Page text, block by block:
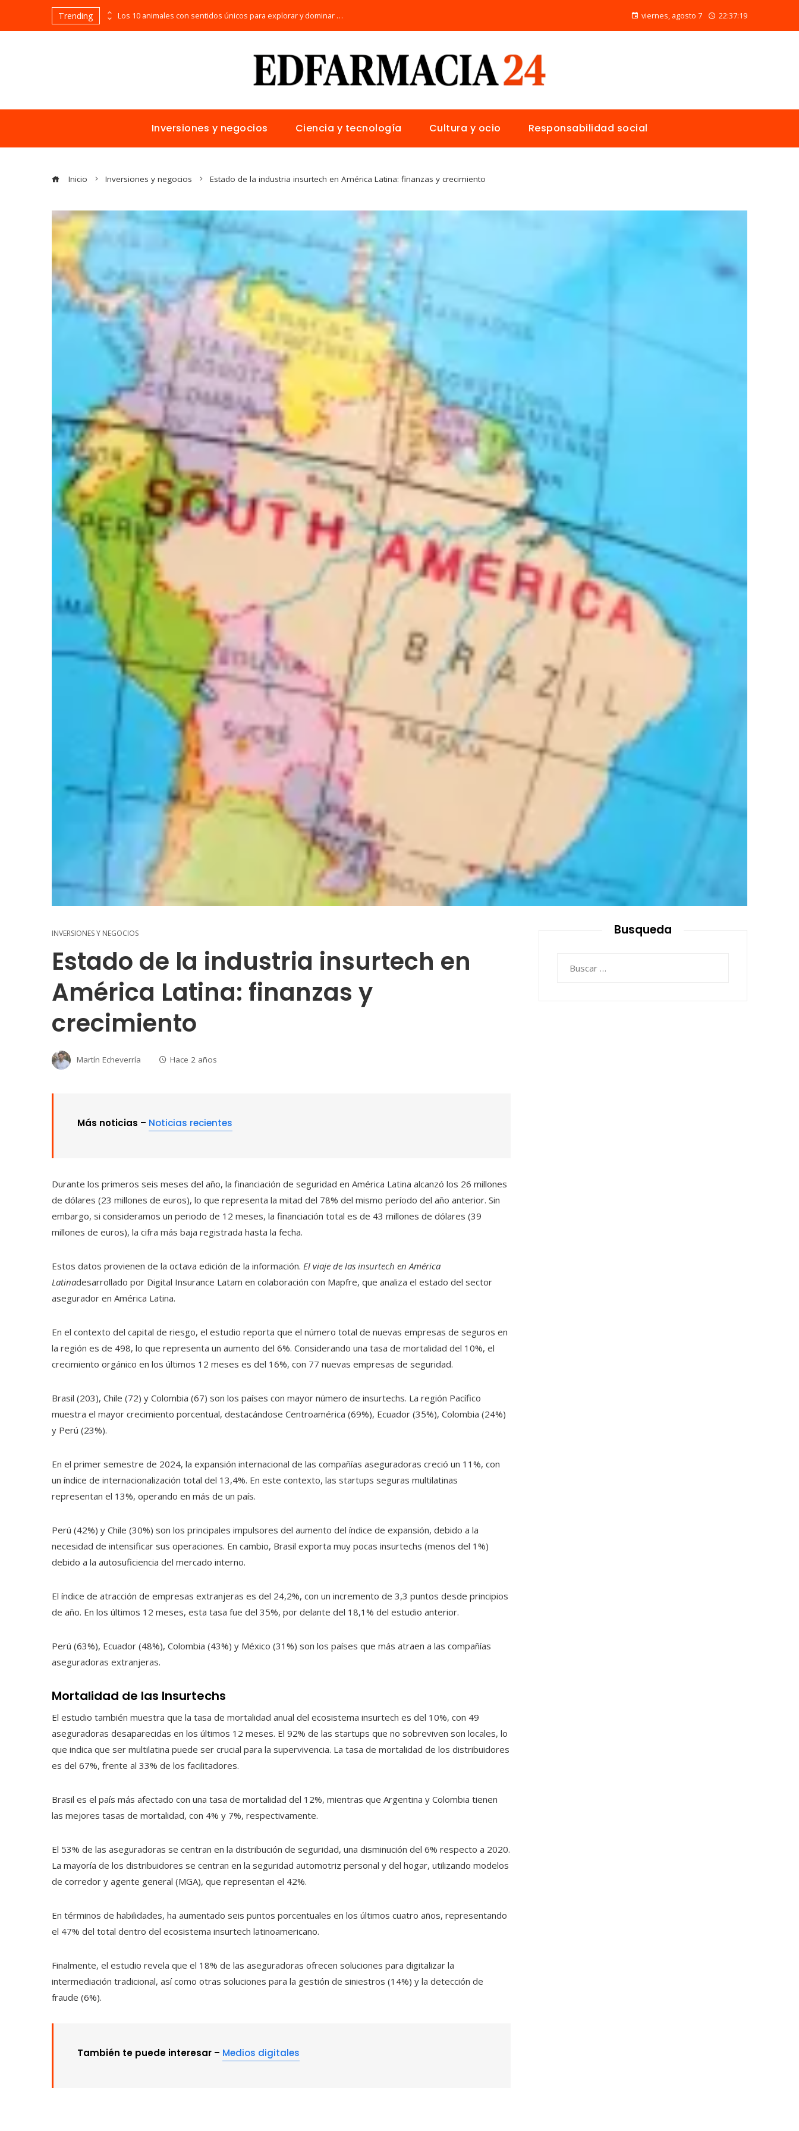
Trending La naranja mecánica y la representación de la violencia en el cine distópico Los 10 animales con sentidos únicos para explorar y dominar su hábitat natural viernes, agosto 7 22:37:21
Inversiones y negocios Ciencia y tecnología Cultura y ocio Responsabilidad social
Inicio Inversiones y negocios Estado de la industria insurtech en América Latina: finanzas y crecimiento
INVERSIONES Y NEGOCIOS
Estado de la industria insurtech en
América Latina: finanzas y
crecimiento
Martín Echeverría Hace 2 años
Más noticias – Noticias recientes
Durante los primeros seis meses del año, la financiación de seguridad en América Latina alcanzó los 26 millones
de dólares (23 millones de euros), lo que representa la mitad del 78% del mismo período del año anterior. Sin
embargo, si consideramos un periodo de 12 meses, la financiación total es de 43 millones de dólares (39
millones de euros), la cifra más baja registrada hasta la fecha.
Estos datos provienen de la octava edición de la información. El viaje de las insurtech en América
Latinadesarrollado por Digital Insurance Latam en colaboración con Mapfre, que analiza el estado del sector
asegurador en América Latina.
En el contexto del capital de riesgo, el estudio reporta que el número total de nuevas empresas de seguros en
la región es de 498, lo que representa un aumento del 6%. Considerando una tasa de mortalidad del 10%, el
crecimiento orgánico en los últimos 12 meses es del 16%, con 77 nuevas empresas de seguridad.
Brasil (203), Chile (72) y Colombia (67) son los países con mayor número de insurtechs. La región Pacífico
muestra el mayor crecimiento porcentual, destacándose Centroamérica (69%), Ecuador (35%), Colombia (24%)
y Perú (23%).
En el primer semestre de 2024, la expansión internacional de las compañías aseguradoras creció un 11%, con
un índice de internacionalización total del 13,4%. En este contexto, las startups seguras multilatinas
representan el 13%, operando en más de un país.
Perú (42%) y Chile (30%) son los principales impulsores del aumento del índice de expansión, debido a la
necesidad de intensificar sus operaciones. En cambio, Brasil exporta muy pocas insurtechs (menos del 1%)
debido a la autosuficiencia del mercado interno.
El índice de atracción de empresas extranjeras es del 24,2%, con un incremento de 3,3 puntos desde principios
de año. En los últimos 12 meses, esta tasa fue del 35%, por delante del 18,1% del estudio anterior.
Perú (63%), Ecuador (48%), Colombia (43%) y México (31%) son los países que más atraen a las compañías
aseguradoras extranjeras.
Mortalidad de las Insurtechs
El estudio también muestra que la tasa de mortalidad anual del ecosistema insurtech es del 10%, con 49
aseguradoras desaparecidas en los últimos 12 meses. El 92% de las startups que no sobreviven son locales, lo
que indica que ser multilatina puede ser crucial para la supervivencia. La tasa de mortalidad de los distribuidores
es del 67%, frente al 33% de los facilitadores.
Brasil es el país más afectado con una tasa de mortalidad del 12%, mientras que Argentina y Colombia tienen
las mejores tasas de mortalidad, con 4% y 7%, respectivamente.
El 53% de las aseguradoras se centran en la distribución de seguridad, una disminución del 6% respecto a 2020.
La mayoría de los distribuidores se centran en la seguridad automotriz personal y del hogar, utilizando modelos
de corredor y agente general (MGA), que representan el 42%.
En términos de habilidades, ha aumentado seis puntos porcentuales en los últimos cuatro años, representando
el 47% del total dentro del ecosistema insurtech latinoamericano.
Finalmente, el estudio revela que el 18% de las aseguradoras ofrecen soluciones para digitalizar la
intermediación tradicional, así como otras soluciones para la gestión de siniestros (14%) y la detección de
fraude (6%).
También te puede interesar – Medios digitales
Busqueda